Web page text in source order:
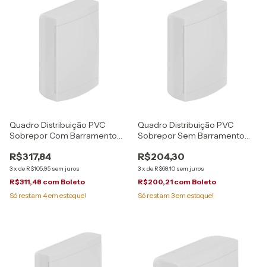
Quadro Distribuição PVC
Sobrepor Com Barramento
R$317,84
3x de R$105,95 sem juros
R$311,48 com Boleto
Só restam 4em estoque!
Quadro Distribuição PVC
Sobrepor Sem Barramento
R$204,30
3x de R$68,10 sem juros
R$200,21 com Boleto
Só restam 3em estoque!